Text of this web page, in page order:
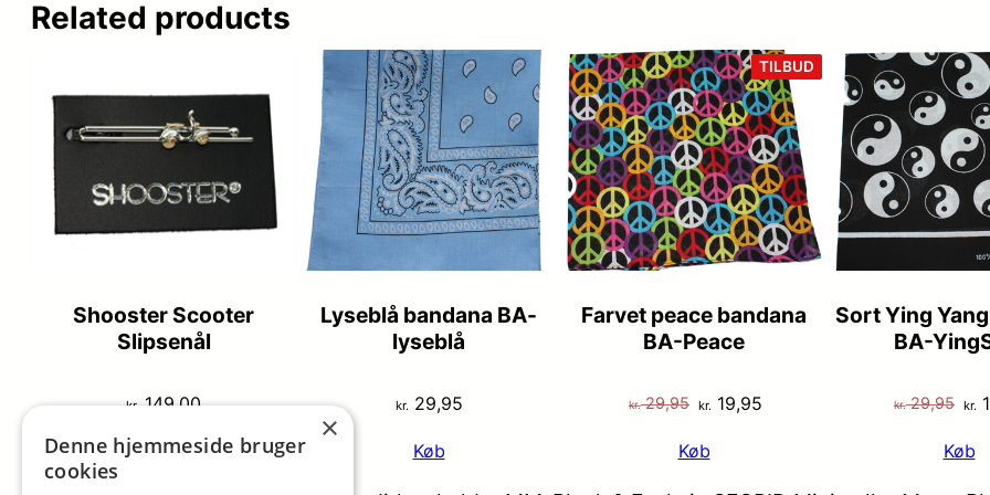
Related products
Shooster Scooter
Slipsenål
kr.149,00
Køb
Lyseblå bandana BA-
lyseblå
kr.29,95
Køb
TILBUD
PÅ
TILBUD
Farvet peace bandana
BA-Peace
kr.29,95 Den
pris
kr. 19,95
Køb
Sort Ying
BA-
kr.29,95
pris
kr.
Køb
×
Denne hjemmeside bruger
cookies